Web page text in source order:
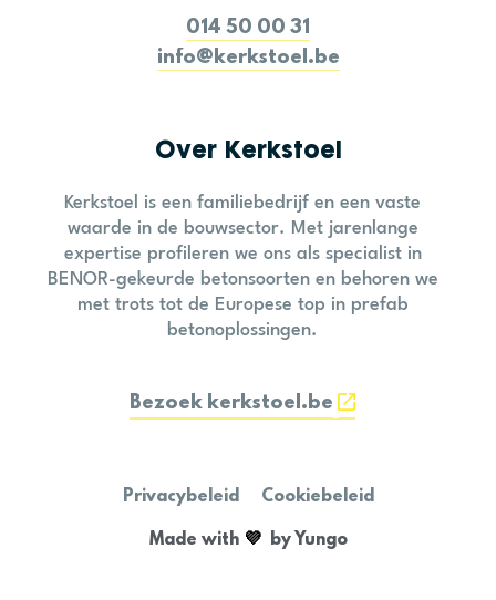
014 50 00 31
info@kerkstoel.be
Over Kerkstoel
Kerkstoel is een familiebedrijf en een vaste
waarde in de bouwsector. Met jarenlange
expertise profileren we ons als specialist in
BENOR-gekeurde betonsoorten en behoren we
met trots tot de Europese top in prefab
betonoplossingen.
Bezoek kerkstoel.be
Privacybeleid Cookiebeleid
Made with 💜 by Yungo